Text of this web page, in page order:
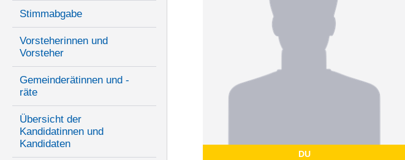
Stimmabgabe
Vorsteherinnen und
Vorsteher
Gemeinderätinnen und -
räte
Übersicht der
Kandidatinnen und
Kandidaten
DU